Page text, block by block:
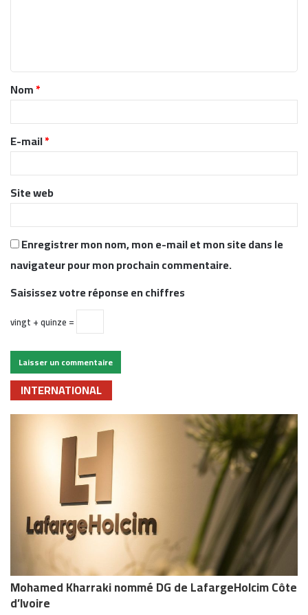
t
a
r
e
*
Nom*
E-mail*
Site web
Enregistrer mon nom, mon e-mail et mon site dans le
navigateur pour mon prochain commentaire.
Saisissez votre réponse en chiffres
vingt + quinze =
INTERNATIONAL
Mohamed Kharraki nommé DG de LafargeHolcim Côte
d’Ivoire